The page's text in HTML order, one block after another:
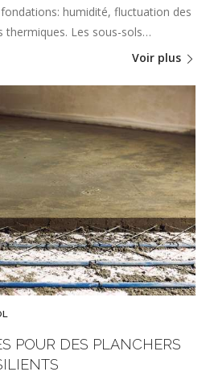
humidité, fluctuation des
thermiques. Les sous-sols…
Voir plus
POUR DES PLANCHERS